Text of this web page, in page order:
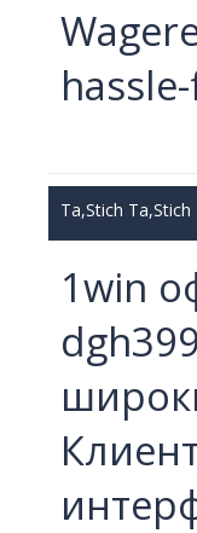
Ta,Stich Ta,Stich
1win